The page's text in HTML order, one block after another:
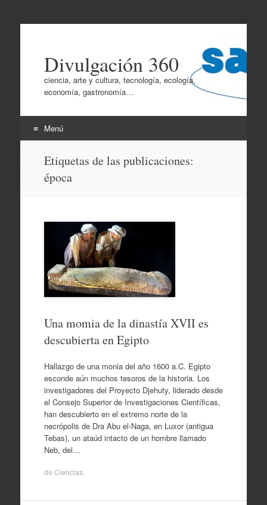
Divulgación 360
ciencia, arte y cultura, tecnología, ecología,
economía, gastronomía…
Menú
contenido
Etiquetas de las publicaciones:
época
Una momia de la dinastía XVII es
descubierta en Egipto
Hallazgo de una monia del año 1600 a.C. Egipto
esconde aún muchos tesoros de la historia. Los
investigadores del Proyecto Djehuty, liderado desde
el Consejo Superior de Investigaciones Científicas,
han descubierto en el extremo norte de la
necrópolis de Dra Abu el‐Naga, en Luxor (antigua
Tebas), un ataúd intacto de un hombre llamado
Neb, del…
de Ciencias.